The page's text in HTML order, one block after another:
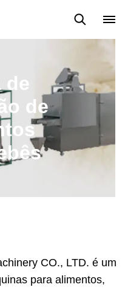
de
de
CO., LTD. é um
para alimentos,